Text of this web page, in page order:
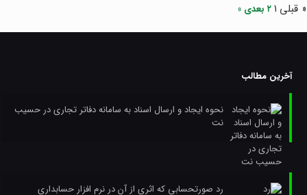
« قبلی ۱۲ بعدی »
آخرین مطالب
نحوه ایجاد و ارسال اسناد به سامانه دفاتر تجاری در حسیب
نت
رد صورتحسابی که اثری از آن در نرم افزار حسابداری